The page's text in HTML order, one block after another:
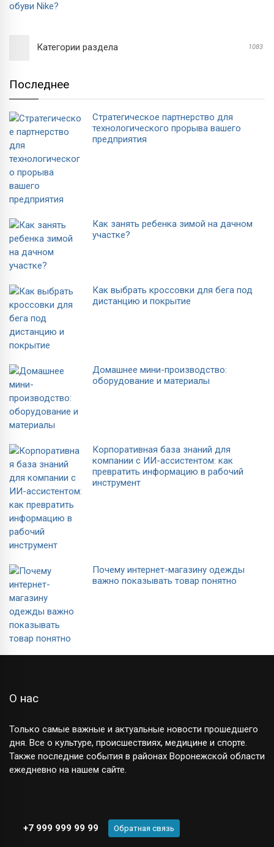
Категории раздела 1083
Последнее
Стратегическое партнерство для
технологического прорыва вашего
предприятия
Как занять ребенка зимой на дачном
участке?
Как выбрать кроссовки для бега под
дистанцию и покрытие
Домашнее мини-производство:
оборудование и материалы
Корпоративная база знаний для
компании с ИИ-ассистентом: как
превратить информацию в рабочий
инструмент
Почему интернет-магазину одежды
важно показывать товар понятно
О нас
Только самые важные и актуальные новости прошедшего
дня. Все о культуре, происшествиях, медицине и спорте.
Также последние события в районах Воронежской области
ежедневно на нашем сайте.
+7 999 999 99 99 Обратная связь